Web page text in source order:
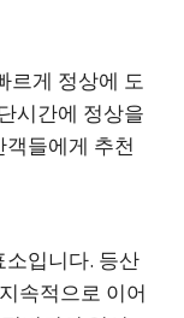
르게 정상에 도
시간에 정상을
들에게 추천
입니다. 등산
속적으로 이어